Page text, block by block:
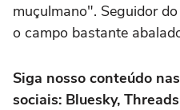
muçulmano". Seguidor
o campo bastante
Siga nosso conteúdo
sociais: Bluesky, Threads